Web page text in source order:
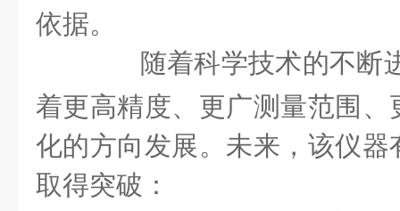
依据。
随着科学技术的不断
着更高精度、更广测量范围
化的方向发展。未来，该仪
取得突破：